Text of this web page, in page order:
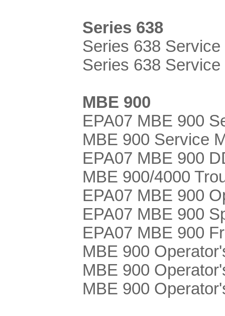
Series 638
Series 638
Series 638
MBE 900
EPA07 MBE 900
MBE 900 Service
EPA07 MBE 900
MBE 900/4000
EPA07 MBE 900
EPA07 MBE 900
EPA07 MBE 900
MBE 900
MBE 900
MBE 900